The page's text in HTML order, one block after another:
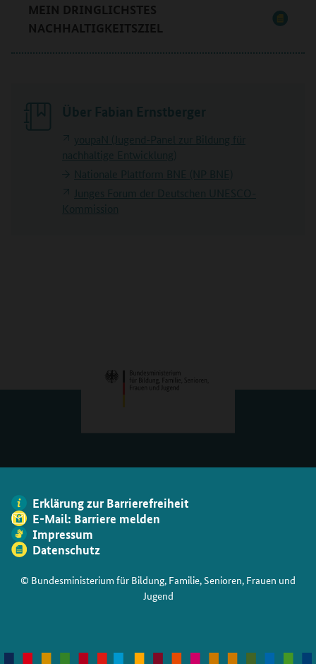
MEIN DRINGLICHSTES
NACHHALTIGKEITSZIEL
Über Fabian Ernstberger
youpaN (Jugend-Panel zur Bildung für
nachhaltige Entwicklung)
Nationale Plattform BNE (NP BNE)
Junges Forum der Deutschen UNESCO-
Kommission
Erklärung zur Barrierefreiheit
E-Mail: Barriere melden
Impressum
Datenschutz
© Bundesministerium für Bildung, Familie, Senioren, Frauen und
Jugend